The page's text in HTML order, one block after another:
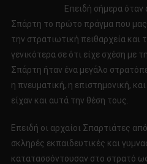
Επειδή σήμερα όταν
Σπάρτη το πρώτο πράγμα που μας
την στρατιωτική πειθαρχεία και
γενικότερα σε ότι είχε σχέση με
Σπάρτη ήταν ένα μεγάλο
η πνευματική, η επιστημονική,
είχαν και αυτά την θέση τους.
Επειδή οι αρχαίοι Σπαρτιάτες
σκληρές εκπαιδευτικές και
κατατασσόντουσαν στο στρατό